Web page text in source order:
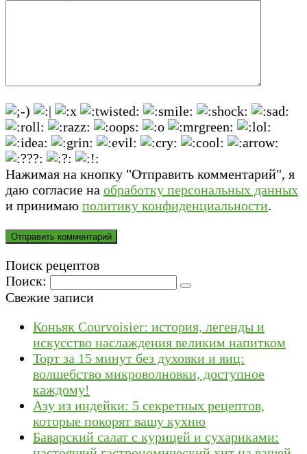
Нажимая на кнопку "Отправить комментарий", я
даю согласие на обработку персональных данных
и принимаю политику конфиденциальности.
Поиск рецептов
Поиск:
Свежие записи
Коньяк Courvoisier: история, легенды и
искусство наслаждения великим напитком
Торт за 15 минут без духовки и яиц:
волшебство микроволновки, доступное
каждому!
Азу из индейки: 5 секретных рецептов,
которые покорят вашу кухню
Баварский салат с курицей и сухариками: